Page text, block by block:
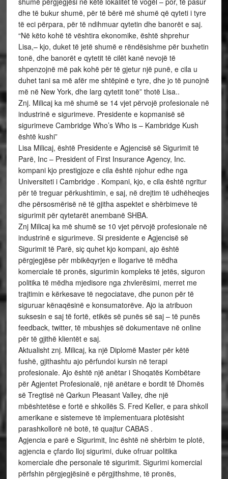
dhe të bukur shumë, për të bërë më shumë që qyteti i tyre
të eci përpara, për të ndihmuar qytetin dhe banorët e saj.
“Në këto kohë të vështira ekonomike, është shprehur
Lisa,– kjo, duket të jetë shumë e rëndësishme për buxhetin
tonë, dhe banorët e qytetit të cilët kanë nevojë të
shpenzojnë më pak kohë për të gjetur një punë, e cila u
duhet tani sa më afër me shtëpinë e tyre, dhe jo të punojnë
më në New York, dhe larg qytetit tonë” thotë Lisa..
Znj. Milicaj ka më shumë se 14 vjet përvojë profesionale në
industrinë e sigurimeve. Presidente e kopmanisë së
sigurimeve Cambridge Who’s Who is – Kambridge Kush
është kushi”
Lisa Milicaj, është Presidente e Agjencisë së Sigurimit të
Parë, Inc – President of First Insurance Agency, Inc.
kompani kjo prestigjoze e cila është njohur edhe nga
Universiteti i Cambridge . Kompani, kjo, e cila është ngritur
për të treguar përkushtimin, e saj, në drejtim të udhëheqjes
dhe përsosmërisë në të gjitha aspektet e shërbimeve të
sigurimit për qytetarët anembanë SHBA.
Znj Milicaj ka më shumë se 10 vjet përvojë profesionale në
industrinë e sigurimeve. Si presidente e Agjencisë së
Sigurimit të Parë, siç quhet kjo kompani, ajo është
përgjegjëse për mbikëqyrjen e llogarive të mëdha
komerciale të pronës, sigurimin kompleks të jetës, siguron
politika të mëdha mjedisore nga zhvlerësimi, merret me
trajtimin e kërkesave të negociatave, dhe punon për të
siguruar kënaqësinë e konsumatorëve. Ajo ia atribuon
suksesin e saj të fortë, etikës së punës së saj – të punës
feedback, twitter, të mbushjes së dokumentave në online
për të gjithë klientët e saj.
Aktualisht znj. Milicaj, ka një Diplomë Master për këtë
fushë, gjithashtu ajo përfundoi kursin në terapi
profesionale. Ajo është një anëtar i Shoqatës Kombëtare
për Agjentet Profesionalë, një anëtare e bordit të Dhomës
së Tregtisë në Qarkun Pleasant Valley, dhe një
mbështetëse e fortë e shkollës S. Fred Keller, e para shkoll
amerikane e sistemeve të implementuara plotësisht
parashkollorë në botë, të quajtur CABAS .
Agjencia e parë e Sigurimit, Inc është në shërbim te plotë,
agjencia e çfardo lloj sigurimi, duke ofruar politika
komerciale dhe personale të sigurimit. Sigurimi komercial
përfshin përgjegjësinë e përgjithshme, të pronës,